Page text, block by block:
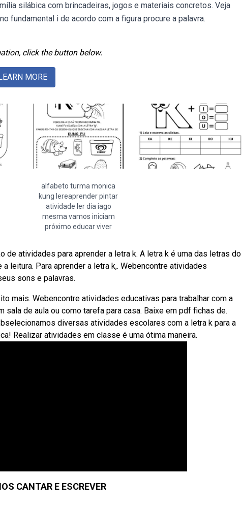
silábica com brincadeiras, jogos e materiais concretos. Veja
fundamental i de acordo com a figura procure a palavra.
click the button below.
MORE
alfabeto turma monica
kung lereaprender pintar
atividade ler dia iago
mesma vamos iniciam
próximo educar viver
de atividades para aprender a letra k. A letra k é uma das letras do
leitura. Para aprender a letra k,. Webencontre atividades
sons e palavras.
mais. Webencontre atividades educativas para trabalhar com a
de aula ou como tarefa para casa. Baixe em pdf fichas de.
diversas atividades escolares com a letra k para a
Realizar atividades em classe é uma ótima maneira.
CANTAR E ESCREVER